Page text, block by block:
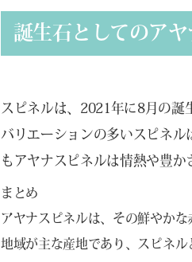
誕生石としてのア
スピネルは、2021年に8月の誕
バリエーションの多いスピネ
もアヤナスピネルは情熱や豊か
まとめ
アヤナスピネルは、その鮮やか
地域が主な産地であり、スピネ